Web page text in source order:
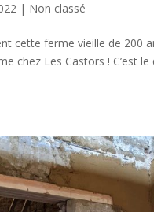
| Non classé
cette ferme vieille de 200
chez Les Castors ! C’est